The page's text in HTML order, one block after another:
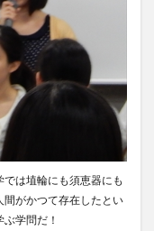
は埴輪にも須恵器にも
がかつて存在したとい
学問だ！